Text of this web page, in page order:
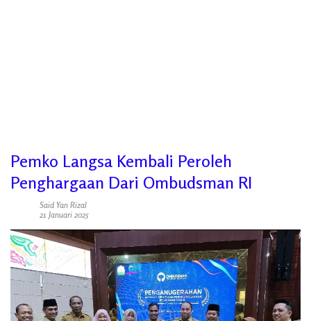
Pemko Langsa Kembali Peroleh
Penghargaan Dari Ombudsman RI
Said Yan Rizal
21 Januari 2025